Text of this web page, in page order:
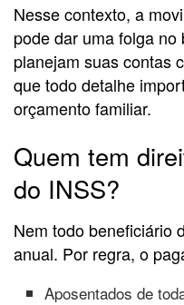
Nesse contexto, a
pode dar uma folga
planejam suas contas
que todo detalhe
orçamento familiar.
Quem tem
do INSS?
Nem todo beneficiário
anual. Por regra, o
Aposentados de